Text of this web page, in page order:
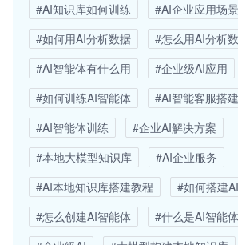
#AI知识库如何训练
#AI企业应用场景
#如何用AI分析数据
#怎么用AI分析
#AI智能体有什么用
#企业级AI应用
#如何训练AI智能体
#AI智能客服搭建
#AI智能体训练
#企业AI解决方案
#本地大模型知识库
#AI企业服务
#AI本地知识库搭建教程
#如何搭建
#怎么创建AI智能体
#什么是AI智能